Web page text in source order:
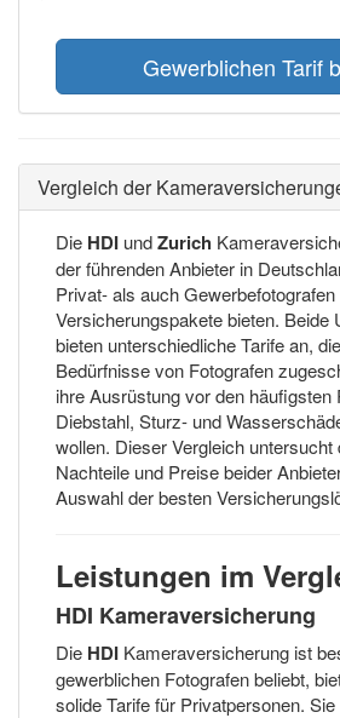
Gewerblichen Tarif
Vergleich der
Die HDI undZurich
der führenden Anbieter in
Privat- als auch
Versicherungspakete bieten. Beide
bieten unterschiedliche Tarife an,
Bedürfnisse von Fotografen
ihre Ausrüstung vor den häufigsten
Diebstahl, Sturz- und
wollen. Dieser Vergleich untersucht
Nachteile und Preise beider
Auswahl der besten
Leistungen im
HDI Kameraversicherung
Die HDI Kameraversicherung ist
gewerblichen Fotografen beliebt,
solide Tarife für Privatpersonen.